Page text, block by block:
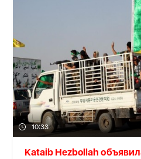
10:33
Kataib Hezbollah